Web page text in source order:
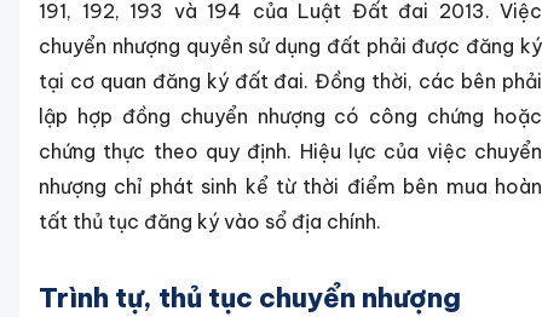
191, 192, 193 và 194 của Luật Đất đai 2013. Việc
chuyển nhượng quyền sử dụng đất phải được đăng ký
tại cơ quan đăng ký đất đai. Đồng thời, các bên phải
lập hợp đồng chuyển nhượng có công chứng hoặc
chứng thực theo quy định. Hiệu lực của việc chuyển
nhượng chỉ phát sinh kể từ thời điểm bên mua hoàn
tất thủ tục đăng ký vào sổ địa chính.
Trình tự, thủ tục chuyển nhượng